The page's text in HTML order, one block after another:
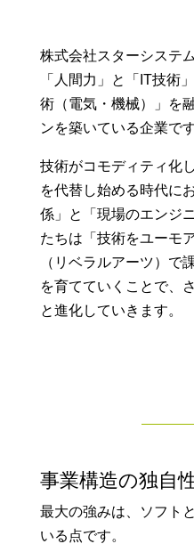
株式会社スターシステ
「人間力」と「IT技術
術（電気・機械）」を
ンを築いている企業です
技術がコモディティ化
を代替し始める時代に
係」と「現場のエンジ
たちは「技術をユーモ
（リベラルアーツ）で
を育てていくことで、
と進化していきます。
事業構造の独自
最大の強みは、ソフト
いる点です。